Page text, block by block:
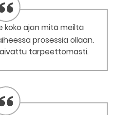
koko ajan mitä meiltä
prosessia ollaan.
tarpeettomasti.